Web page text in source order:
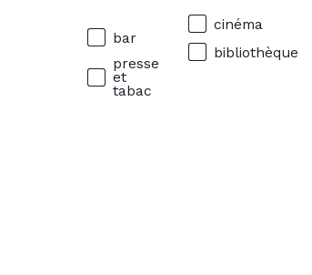
bar
presse
et
tabac
cinéma
bibliothèque